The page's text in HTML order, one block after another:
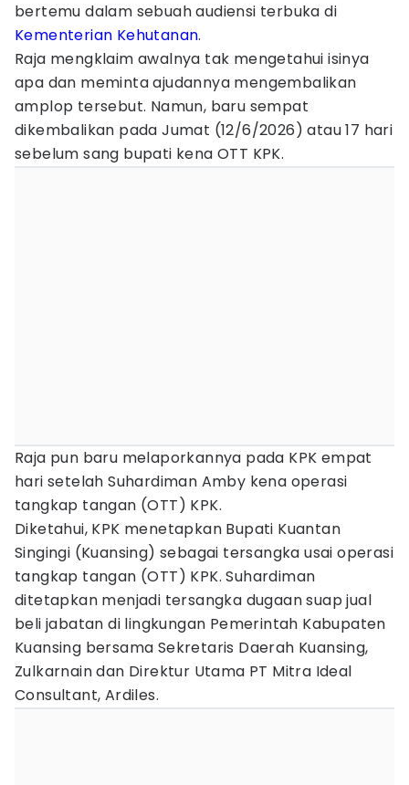
bertemu dalam sebuah audiensi terbuka di
Kementerian Kehutanan.
Raja mengklaim awalnya tak mengetahui isinya
apa dan meminta ajudannya mengembalikan
amplop tersebut. Namun, baru sempat
dikembalikan pada Jumat (12/6/2026) atau 17 hari
sebelum sang bupati kena OTT KPK.
Raja pun baru melaporkannya pada KPK empat
hari setelah Suhardiman Amby kena operasi
tangkap tangan (OTT) KPK.
Diketahui, KPK menetapkan Bupati Kuantan
Singingi (Kuansing) sebagai tersangka usai operasi
tangkap tangan (OTT) KPK. Suhardiman
ditetapkan menjadi tersangka dugaan suap jual
beli jabatan di lingkungan Pemerintah Kabupaten
Kuansing bersama Sekretaris Daerah Kuansing,
Zulkarnain dan Direktur Utama PT Mitra Ideal
Consultant, Ardiles.